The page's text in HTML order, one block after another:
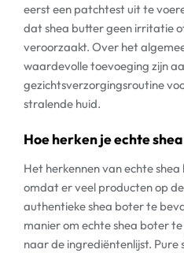
eerst een patchtest uit te
dat shea butter geen irritatie
veroorzaakt. Over het
waardevolle toevoeging zijn
gezichtsverzorgingsroutine
stralende huid.
Hoe herken je echte
Het herkennen van echte
omdat er veel producten op
authentieke shea boter te
manier om echte shea boter
naar de ingrediëntenlijst. Pure